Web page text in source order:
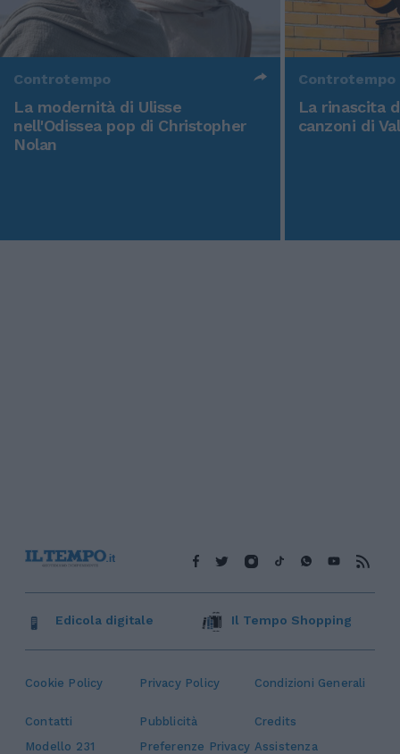
Controtempo
La modernità di Ulisse
nell'Odissea pop di Christopher
Nolan
Controtempo
La rinascita
canzoni di
Cookie Policy Privacy Policy Condizioni Generali
Contatti Pubblicità
Credits
Modello 231
Preferenze Privacy Assistenza
Edicola digitale Il Tempo Shopping